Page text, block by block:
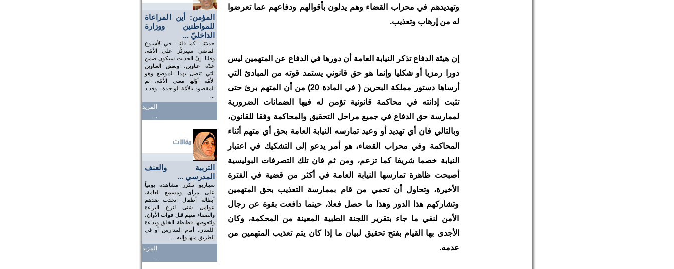
المؤمن: أين المراعاة
للمواطنين ووزارة
الداخليّ ...
حديثنا - كما قلنا - في الأسبوع
الماضي سيتركّز على الأمّة،
وقلنا: إنّ الحديث سيكون ضمن
عدّة عناوين، وبعض العناوين
التي تتصل بهذا الموضع وهو
الأمّة أوّلها معنى الأمّة، ثم
المقصود بالأمّة الواحدة - وقد ذ
المزيد
..
التربية والعنف
المدرسي ...
سيناريو تتكرر مشاهده يومياً
على مرأى ومسمع العامة،
أبطاله أطفال اتحدت ضدهم
عوامل شتى لنزع البراءة
والصفاء منهم قبل فوات الأوان،
ولتعوضها فظاظة الخلق وبذاءة
اللسان. أمام المدارس أو في
الطريق منها وإليه ...
المزيد
..
وتهديدهم في محراب القضاء وهم يدلون بأقوالهم ودفاعهم عما تعرضوا
له من إرهاب وتعذيب.
إن هيئة الدفاع تذكر النيابة العامة أن دورها في الدفاع عن المتهمين ليس
دورا رمزيا أو شكليا وإنما هو حق قانوني يستمد قوته من المبادئ التي
أرساها دستور مملكة البحرين ( في المادة 20) من أن المتهم برئ حتى
تثبت إدانته في محاكمة قانونية تؤمن له فيها الضمانات الضرورية
لممارسة حق الدفاع في جميع مراحل التحقيق والمحاكمة وفقا للقانون،
وبالتالي فان أي تهديد أو وعيد تمارسه النيابة العامة بحق أي متهم أثناء
المحاكمة وفي محراب القضاء، هو أمر يدعو إلى التشكيك في اعتبار
النيابة خصما شريفا كما تزعم، ومن ثم فان تلك التصرفات البوليسية
أصبحت ظاهرة تمارسها النيابة العامة في أكثر من قضية في الفترة
الأخيرة، وتحاول أن تحمي من قام بممارسة التعذيب بحق المتهمين
وتشاركهم هذا الدور وهذا ما حصل فعلا، حينما دافعت بقوة عن رجال
الأمن لنفي ما جاء بتقرير اللجنة الطبية المعينة من المحكمة، وكان
الأجدى بها القيام بفتح تحقيق لبيان ما إذا كان يتم تعذيب المتهمين من
عدمه.